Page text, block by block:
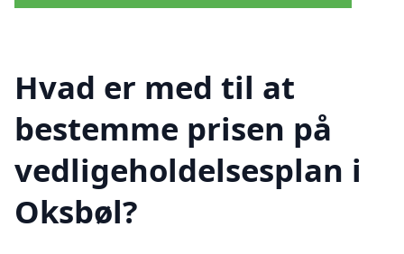
Hvad er med til at
bestemme prisen på
vedligeholdelsesplan i
Oksbøl?